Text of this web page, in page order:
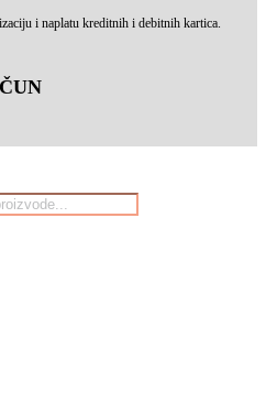
i naplatu kreditnih i debitnih kartica.